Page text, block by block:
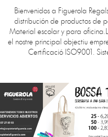
Bienvenidos a Figuerola
distribución de productos de
Material escolar y para
el nostre principal objectiu
Certificació ISO9001.